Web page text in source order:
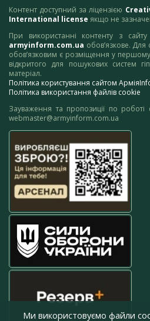
Контент доступний за ліцензією
International license якщо не
При використанні контенту з
armyinform.com.ua обов’язкове. Для
обов’язковим є розміщення у
відкритого для пошукових систем
матеріал.
Політика користування сайтом
Політика використання файлів cookie
Зауваження та пропозиції по роботі
webmaster@armyinform.com.ua
Ми використовуємо файли